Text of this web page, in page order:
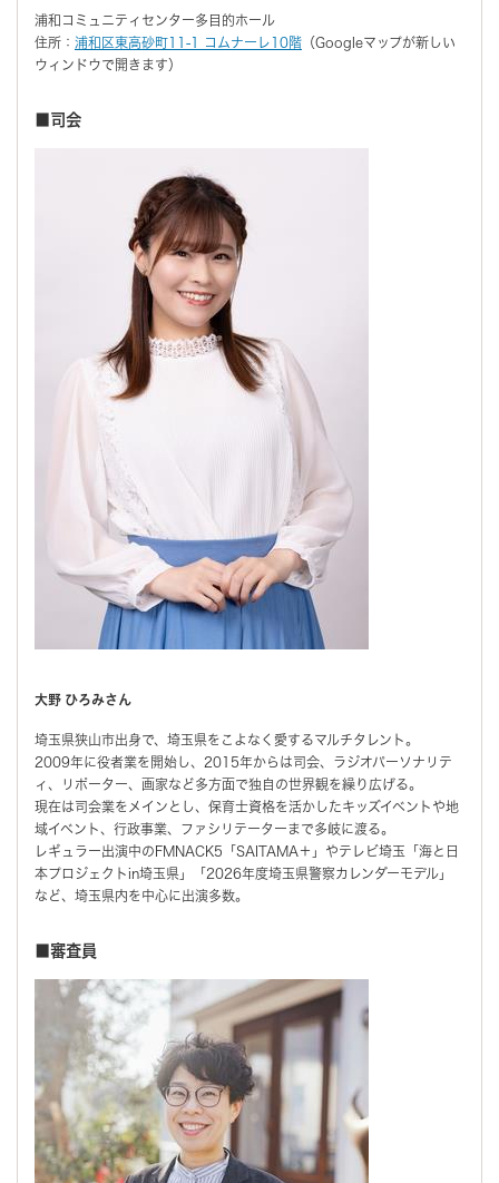
浦和コミュニティセンター多目的ホール
住所： 浦和区東高砂町11-1 コムナーレ10階 （Googleマップが新しい
ウィンドウで開きます）
■司会
大野 ひろみさん
埼玉県狭山市出身で、埼玉県をこよなく愛するマルチタレント。
2009年に役者業を開始し、2015年からは司会、ラジオパーソナリテ
ィ、リポーター、画家など多方面で独自の世界観を繰り広げる。
現在は司会業をメインとし、保育士資格を活かしたキッズイベントや地
域イベント、行政事業、ファシリテーターまで多岐に渡る。
レギュラー出演中のFMNACK5「SAITAMA＋」やテレビ埼玉「海と日
本プロジェクトin埼玉県」「2026年度埼玉県警察カレンダーモデル」
など、埼玉県内を中心に出演多数。
■審査員